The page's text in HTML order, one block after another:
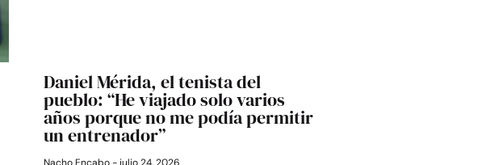
Daniel Mérida, el tenista del
pueblo: “He viajado solo varios
años porque no me podía permitir
un entrenador”